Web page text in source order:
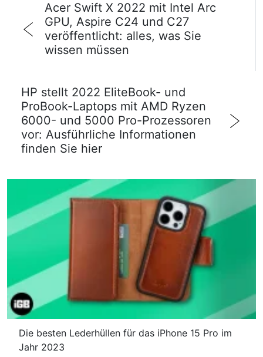
Acer Swift X 2022 mit Intel Arc
GPU, Aspire C24 und C27
veröffentlicht: alles, was Sie
wissen müssen
HP stellt 2022 EliteBook- und
ProBook-Laptops mit AMD Ryzen
6000- und 5000 Pro-Prozessoren
vor: Ausführliche Informationen
finden Sie hier
Die besten Lederhüllen für das iPhone 15 Pro im
Jahr 2023